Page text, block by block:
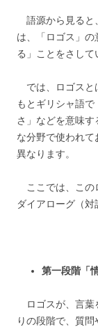
語源から見ると
は、「ロゴス」
る」ことをさして
では、ロゴスと
もとギリシャ語
さ」などを意味
な分野で使われ
異なります。
ここでは、この
ダイアローグ（対
第一段階「
ロゴスが、言葉
りの段階で、質